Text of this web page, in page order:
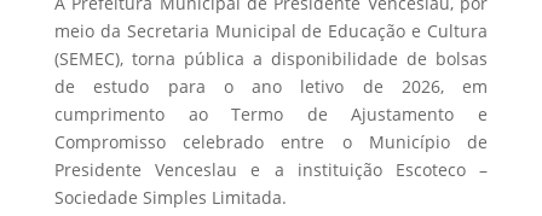
meio da Secretaria Municipal de Educação e Cultura
(SEMEC), torna pública a disponibilidade de bolsas
de estudo para o ano letivo de 2026, em
cumprimento ao Termo de Ajustamento e
Compromisso celebrado entre o Município de
Presidente Venceslau e a instituição Escoteco –
Sociedade Simples Limitada.